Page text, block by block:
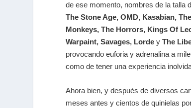
de ese momento, nombres de la talla
The Stone Age, OMD, Kasabian,
Monkeys, The Horrors, Kings Of
Warpaint, Savages, Lorde y The
provocando euforia y adrenalina a
como de tener una experiencia
Ahora bien, y después de diversos
meses antes y cientos de quinielas